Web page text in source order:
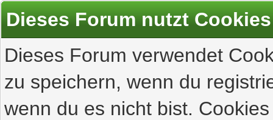
Dieses Forum nutzt Cookies
Dieses Forum verwendet
zu speichern, wenn du
wenn du es nicht bist.